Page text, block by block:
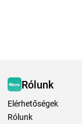
Rólunk
Elérhetőségek
Rólunk